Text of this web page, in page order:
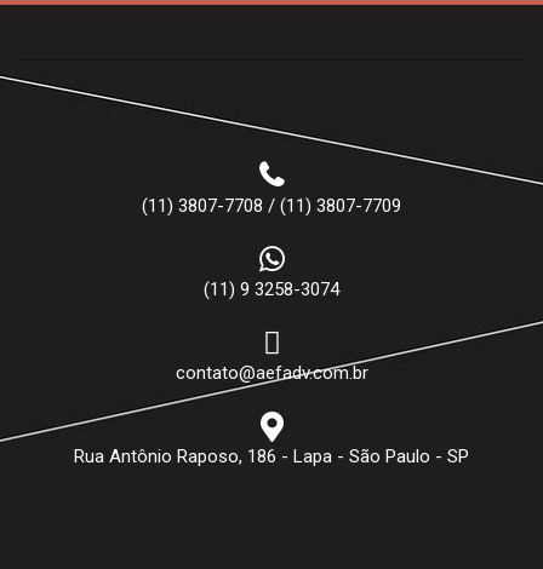
(11) 3807-7708 / (11) 3807-7709
(11) 9 3258-3074
contato@aefadv.com.br
Rua Antônio Raposo, 186 - Lapa - São Paulo - SP